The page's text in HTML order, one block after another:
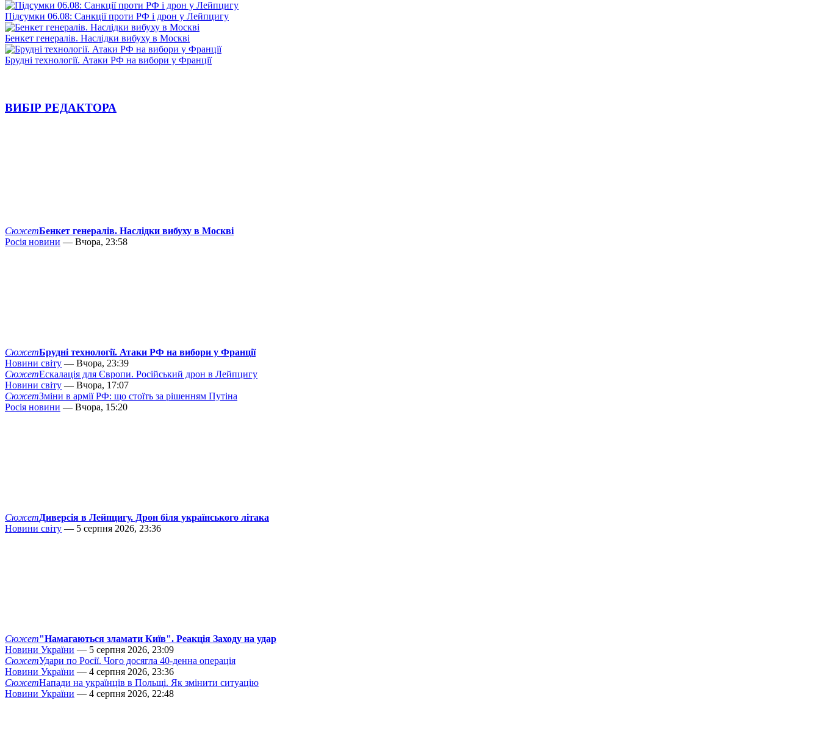
Підсумки 06.08: Санкції проти РФ і дрон у Лейпцигу
Бенкет генералів. Наслідки вибуху в Москві
Брудні технології. Атаки РФ на вибори у Франції
ВИБІР РЕДАКТОРА
СюжетБенкет генералів. Наслідки вибуху в Москві
Росія новини — Вчора, 23:58
СюжетБрудні технології. Атаки РФ на вибори у Франції
Новини світу — Вчора, 23:39
СюжетЕскалація для Європи. Російський дрон в Лейпцигу
Новини світу — Вчора, 17:07
СюжетЗміни в армії РФ: що стоїть за рішенням Путіна
Росія новини — Вчора, 15:20
СюжетДиверсія в Лейпцигу. Дрон біля українського літака
Новини світу — 5 серпня 2026, 23:36
Сюжет"Намагаються зламати Київ". Реакція Заходу на удар
Новини України — 5 серпня 2026, 23:09
СюжетУдари по Росії. Чого досягла 40-денна операція
Новини України — 4 серпня 2026, 23:36
СюжетНапади на українців в Польщі. Як змінити ситуацію
Новини України — 4 серпня 2026, 22:48